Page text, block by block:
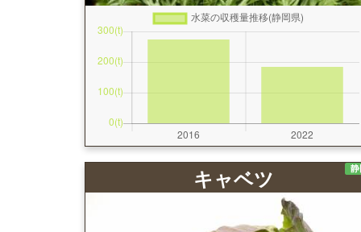
静
キャベツ